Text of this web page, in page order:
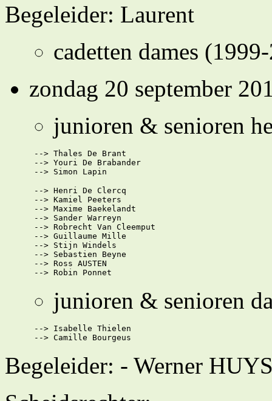
Begeleider: Laurent
cadetten dames
zondag 20 september
junioren & senioren
      --> Thales De Brant
      --> Youri De Brabander
      --> Henri De Clercq
      --> Kamiel Peeters
      --> Maxime Baekelandt
      --> Sander Warreyn
      --> Robrecht Van Cleemput
      --> Guillaume Mille
      --> Stijn Windels
      --> Sebastien Beyne
      --> Ross AUSTEN
junioren & senioren
      --> Isabelle Thielen
Begeleider: - Werner